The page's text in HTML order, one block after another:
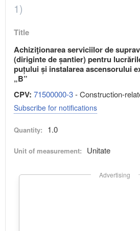
1)
Title
Achiziţionarea serviciilor de
(diriginte de șantier) pentru
puțului și instalarea ascensorului
„B”
CPV: 71500000-3- Construction-
Subscribe for notifications
Quantity: 1.0
Unit of measurement: Unitate
Advertising